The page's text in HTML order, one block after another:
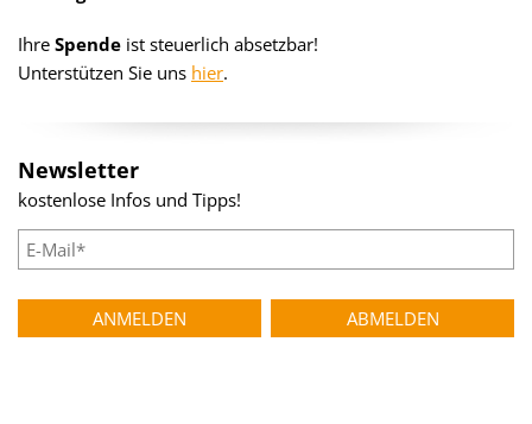
Ihre Spende ist steuerlich absetzbar!
Unterstützen Sie uns hier.
Newsletter
kostenlose Infos und Tipps!